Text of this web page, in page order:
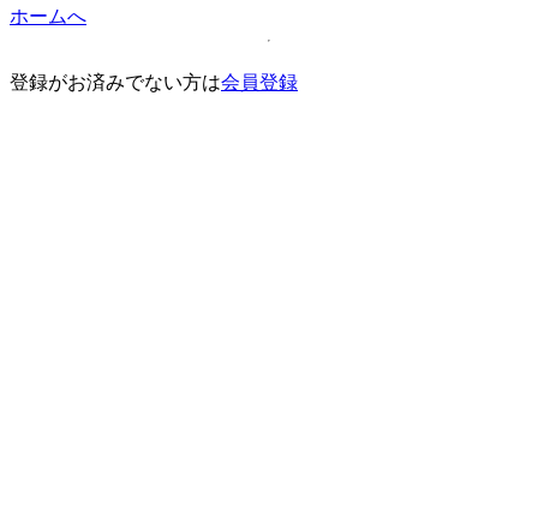
ホームへ
登録がお済みでない方は会員登録